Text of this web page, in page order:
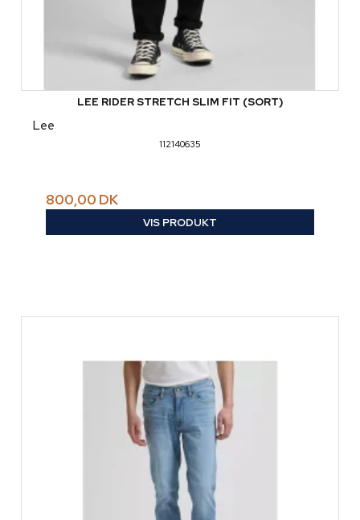
LEE RIDER STRETCH SLIM FIT (SORT)
Lee
112140635
800,00 DK
VIS PRODUKT